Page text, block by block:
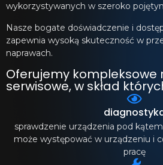
wykorzystywanych w szeroko
Nasze bogate doświadczenie i
zapewnia wysoką skuteczność w
naprawach.
Oferujemy kompleksowe
serwisowe, w skład
sprawdzenie urządzenia pod
może występować w urządzeniu i
pracę